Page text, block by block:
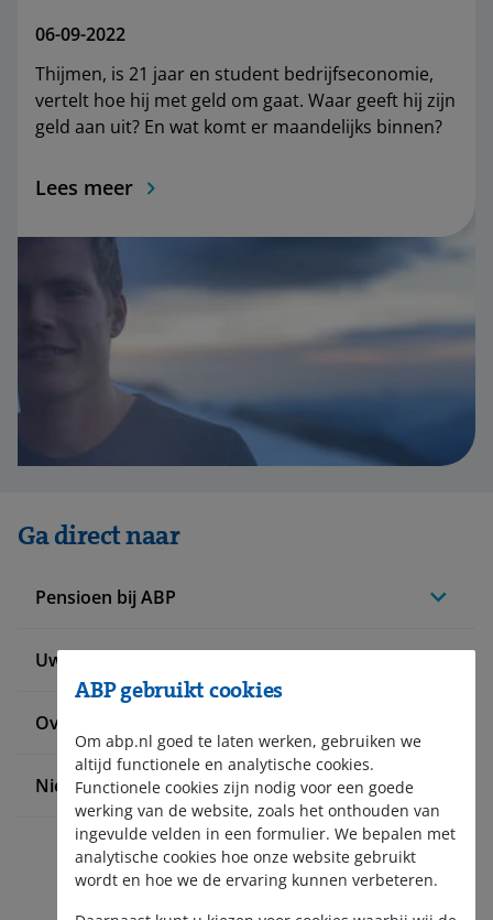
06-09-2022
Thijmen, is 21 jaar en student bedrijfseconomie,
vertelt hoe hij met geld om gaat. Waar geeft hij zijn
geld aan uit? En wat komt er maandelijks binnen?
Lees meer
Ga direct naar
Pensioen bij ABP
Uw situatie verandert
Over ABP
Nieuws en pers
ABP gebruikt cookies
Om abp.nl goed te laten werken, gebruiken we
altijd functionele en analytische cookies.
Functionele cookies zijn nodig voor een goede
werking van de website, zoals het onthouden van
ingevulde velden in een formulier. We bepalen met
analytische cookies hoe onze website gebruikt
wordt en hoe we de ervaring kunnen verbeteren.